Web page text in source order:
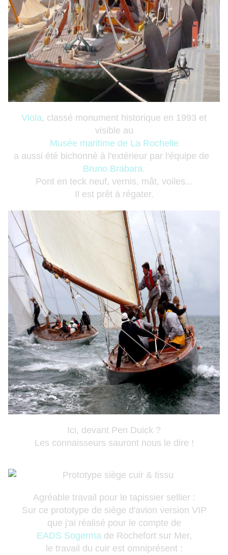
Viola, classé monument historique en 1993 et
visible au
Musée maritime de La Rochelle
a aussi été bichonné à l'extérieur par l'équipe de
Bruno Brabara.
Pont en teck neuf, vernis, mât, voiles...
Il est prêt à régater.
Ici, devant Pen Duick ?
Les connaisseurs sauront nous le dire !
Agréable travail pour le tapissier sellier :
Sur ce prototype de siège d'avion version VIP
que j'ai réalisé pour le compte de
EADS Sogerma de Rochefort sur Mer,
le travail du cuir est omniprésent :